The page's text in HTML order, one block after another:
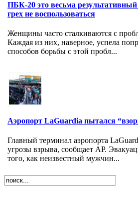
ПБК-20 это весьма
грех не воспользоваться
Женщины часто сталкиваются с
Каждая из них, наверное, успела
способов борьбы с этой пробл...
Аэропорт LaGuardia пытался
Главный терминал аэропорта
угрозы взрыва, сообщает AP.
того, как неизвестный мужчин...